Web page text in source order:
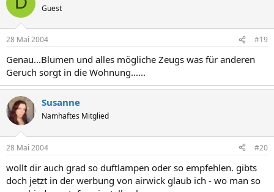
Guest
28 Mai 2004 #19
Genau...Blumen und alles mögliche Zeugs was für anderen
Geruch sorgt in die Wohnung......
Susanne
Namhaftes Mitglied
28 Mai 2004 #20
wollt dir auch grad so duftlampen oder so empfehlen. gibts
doch jetzt in der werbung von airwick glaub ich - wo man so